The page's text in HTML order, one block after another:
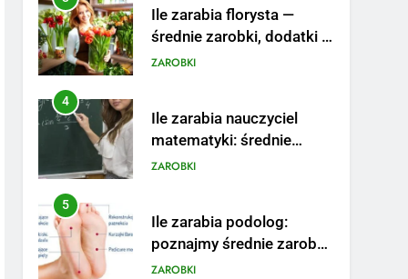
Ile zarabia florysta —
średnie zarobki, dodatki i
sposoby na podwyżkę
ZAROBKI
4
Ile zarabia nauczyciel
matematyki: średnie
zarobki, dodatki i
ZAROBKI
5
Ile zarabia podolog:
poznajmy średnie zarobki
na tym stanowisku
ZAROBKI